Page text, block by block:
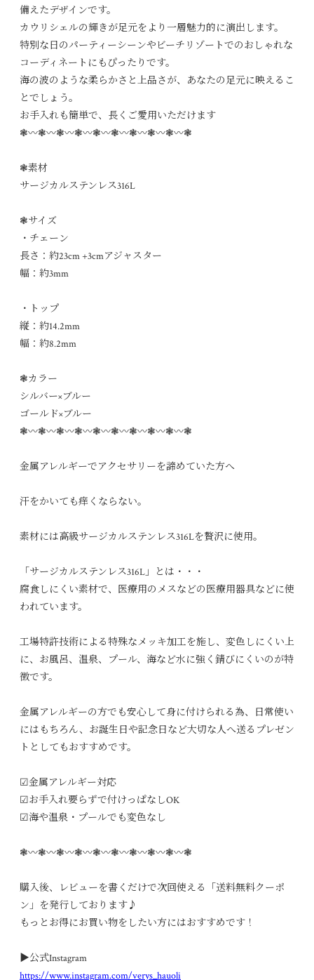
備えたデザインです。
カウリシェルの輝きが足元をより一層魅力的に演出します。
特別な日のパーティーシーンやビーチリゾートでのおしゃれな
コーディネートにもぴったりです。
海の波のような柔らかさと上品さが、あなたの足元に映えるこ
とでしょう。
お手入れも簡単で、長くご愛用いただけます
❃〰︎❃〰︎❃〰︎❃〰︎❃〰︎❃〰︎❃〰︎❃〰︎❃〰︎❃
❃素材
サージカルステンレス316L
❃サイズ
・チェーン
長さ：約23cm +3cmアジャスター
幅：約3mm
・トップ
縦：約14.2mm
幅：約8.2mm
❃カラー
シルバー×ブルー
ゴールド×ブルー
❃〰︎❃〰︎❃〰︎❃〰︎❃〰︎❃〰︎❃〰︎❃〰︎❃〰︎❃
金属アレルギーでアクセサリーを諦めていた方へ
汗をかいても痒くならない。
素材には高級サージカルステンレス316Lを贅沢に使用。
「サージカルステンレス316L」とは・・・
腐食しにくい素材で、医療用のメスなどの医療用器具などに使
われています。
工場特許技術による特殊なメッキ加工を施し、変色しにくい上
に、お風呂、温泉、プール、海など水に強く錆びにくいのが特
徴です。
金属アレルギーの方でも安心して身に付けられる為、日常使い
にはもちろん、お誕生日や記念日など大切な人へ送るプレゼン
トとしてもおすすめです。
☑︎金属アレルギー対応
☑︎お手入れ要らずで付けっぱなしOK
☑︎海や温泉・プールでも変色なし
❃〰︎❃〰︎❃〰︎❃〰︎❃〰︎❃〰︎❃〰︎❃〰︎❃〰︎❃
購入後、レビューを書くだけで次回使える「送料無料クーポ
ン」を発行しております♪
もっとお得にお買い物をしたい方にはおすすめです！
▶︎公式Instagram
https://www.instagram.com/verys_hauoli